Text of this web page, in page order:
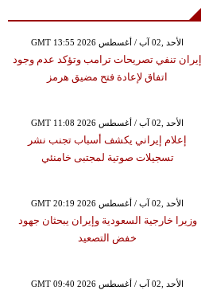
GMT 13:55 2026 الأحد ,02 آب / أغسطس
إيران تنفي تصريحات ترامب وتؤكد عدم وجود
اتفاق لإعادة فتح مضيق هرمز
GMT 11:08 2026 الأحد ,02 آب / أغسطس
إعلام إيراني يكشف أسباب تجنب نشر
تسجيلات صوتية لمجتبى خامنئي
GMT 20:19 2026 الأحد ,02 آب / أغسطس
وزيرا خارجية السعودية وإيران يبحثان جهود
خفض التصعيد
GMT 09:40 2026 الأحد ,02 آب / أغسطس